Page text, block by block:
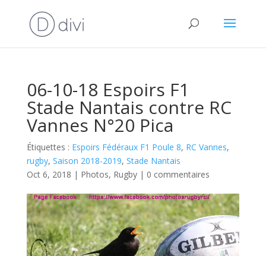
06-10-18 Espoirs F1
Stade Nantais contre RC
Vannes N°20 Pica
Étiquettes : Espoirs Fédéraux F1 Poule 8, RC Vannes,
rugby, Saison 2018-2019, Stade Nantais
Oct 6, 2018 | Photos, Rugby| 0 commentaires